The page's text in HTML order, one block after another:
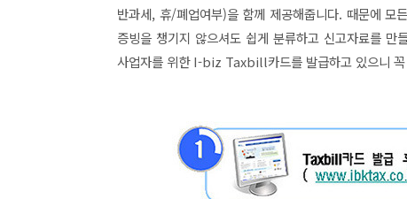
반과세, 휴/폐업여부)을 함께 제공해줍니다. 때문에 모
증빙을 챙기지 않으셔도 쉽게 분류하고 신고자료를 만
사업자를 위한 I-biz Taxbill카드를 발급하고 있으니 꼭